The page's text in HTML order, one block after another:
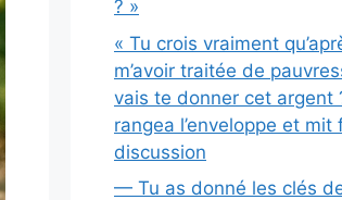
? »
« Tu crois vraiment
m’avoir traitée de
vais te donner cet argent
rangea l’enveloppe et mit
discussion
— Tu as donné les clés